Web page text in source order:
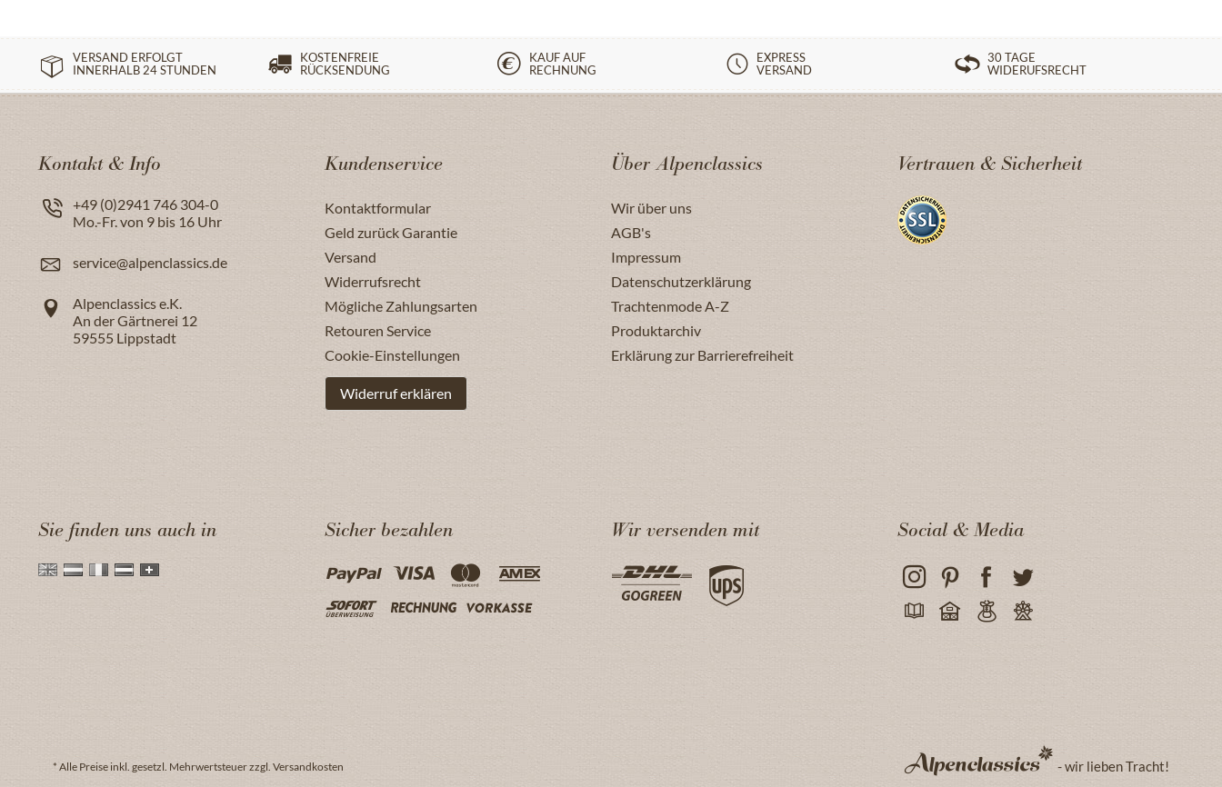
VERSAND ERFOLGT
INNERHALB 24 STUNDEN
KOSTENFREIE
RÜCKSENDUNG
KAUF AUF
RECHNUNG
EXPRESS
VERSAND
30 TAGE
WIDERUFSRECHT
Kontakt & Info
+49 (0)2941 746 304-0
Mo.-Fr. von 9 bis 16 Uhr
service@alpenclassics.de
Alpenclassics e.K.
An der Gärtnerei 12
59555 Lippstadt
Kundenservice
Kontaktformular
Geld zurück Garantie
Versand
Widerrufsrecht
Mögliche Zahlungsarten
Retouren Service
Cookie-Einstellungen
Widerruf erklären
Über Alpenclassics
Wir über uns
AGB's
Impressum
Datenschutzerklärung
Trachtenmode A-Z
Produktarchiv
Erklärung zur Barrierefreiheit
Vertrauen & Sicherheit
Sie finden uns auch in Sicher bezahlen Wir versenden mit Social & Media
* Alle Preise inkl. gesetzl. Mehrwertsteuer zzgl. Versandkosten - wir lieben Tracht!